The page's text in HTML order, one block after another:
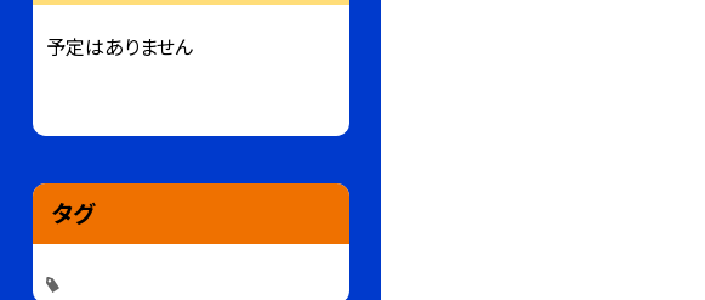
予定はありません
タグ